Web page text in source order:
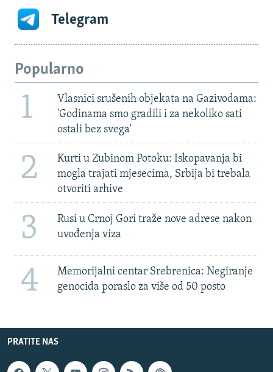
Telegram
Popularno
1
Vlasnici srušenih objekata na Gazivodama:
'Godinama smo gradili i za nekoliko sati
ostali bez svega'
2
Kurti u Zubinom Potoku: Iskopavanja bi
mogla trajati mjesecima, Srbija bi trebala
otvoriti arhive
3
Rusi u Crnoj Gori traže nove adrese nakon
uvođenja viza
4
Memorijalni centar Srebrenica: Negiranje
genocida poraslo za više od 50 posto
PRATITE NAS